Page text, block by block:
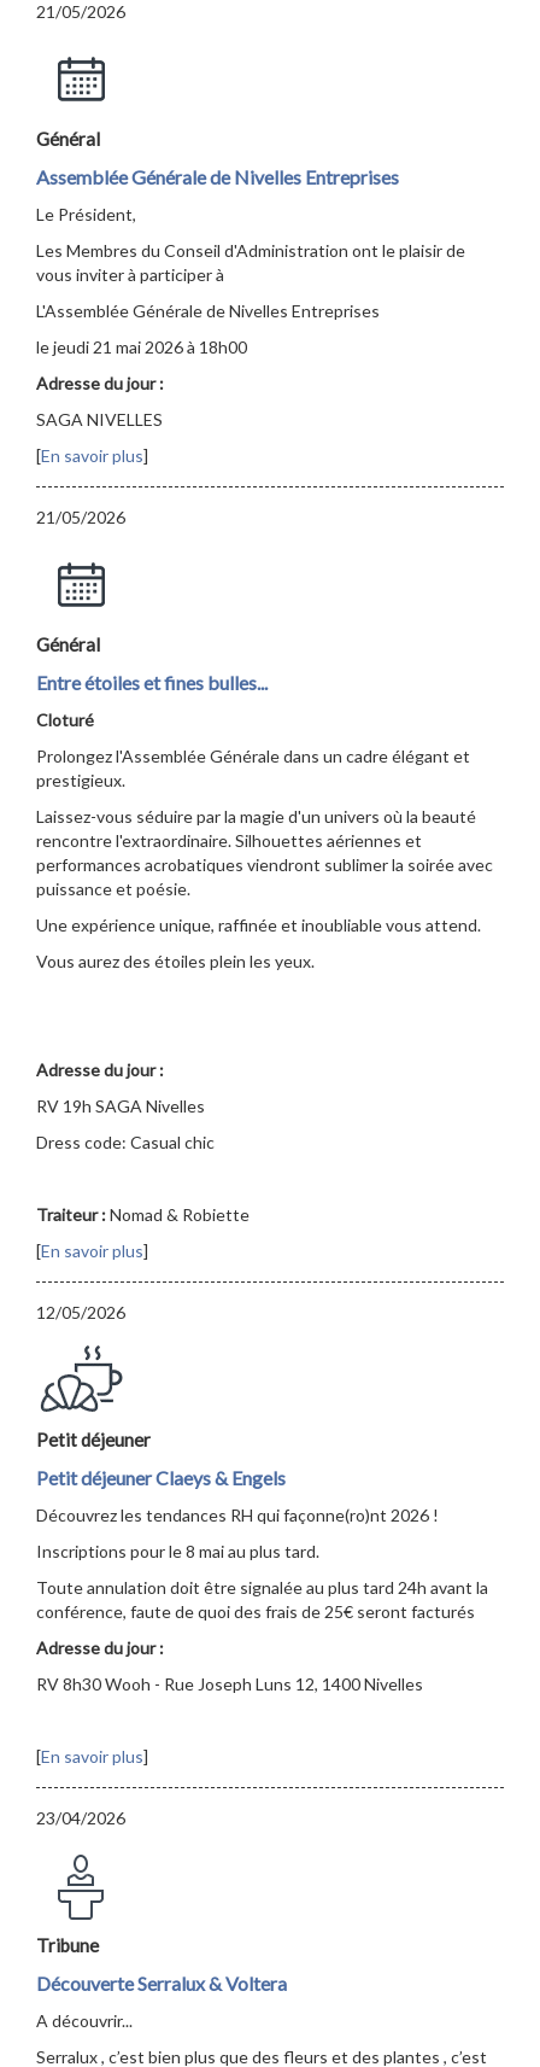
21/05/2026
Général
Assemblée Générale de Nivelles Entreprises
Le Président,
Les Membres du Conseil d'Administration ont le plaisir de
vous inviter à participer à
L'Assemblée Générale de Nivelles Entreprises
le jeudi 21 mai 2026 à 18h00
Adresse du jour :
SAGA NIVELLES
[En savoir plus]
21/05/2026
Général
Entre étoiles et fines bulles...
Cloturé
Prolongez l'Assemblée Générale dans un cadre élégant et
prestigieux.
Laissez-vous séduire par la magie d'un univers où la beauté
rencontre l'extraordinaire. Silhouettes aériennes et
performances acrobatiques viendront sublimer la soirée avec
puissance et poésie.
Une expérience unique, raffinée et inoubliable vous attend.
Vous aurez des étoiles plein les yeux.
Adresse du jour :
RV 19h SAGA Nivelles
Dress code: Casual chic
Traiteur :Nomad & Robiette
[En savoir plus]
12/05/2026
Petit déjeuner
Petit déjeuner Claeys & Engels
Découvrez les tendances RH qui façonne(ro)nt 2026 !
Inscriptions pour le 8 mai au plus tard.
Toute annulation doit être signalée au plus tard 24h avant la
conférence, faute de quoi des frais de 25€ seront facturés
Adresse du jour :
RV 8h30 Wooh - Rue Joseph Luns 12, 1400 Nivelles
[En savoir plus]
23/04/2026
Tribune
Découverte Serralux & Voltera
A découvrir...
Serralux , c’est bien plus que des fleurs et des plantes , c’est